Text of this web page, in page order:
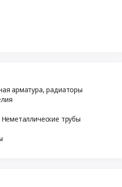
арматура, радиаторы
трубы